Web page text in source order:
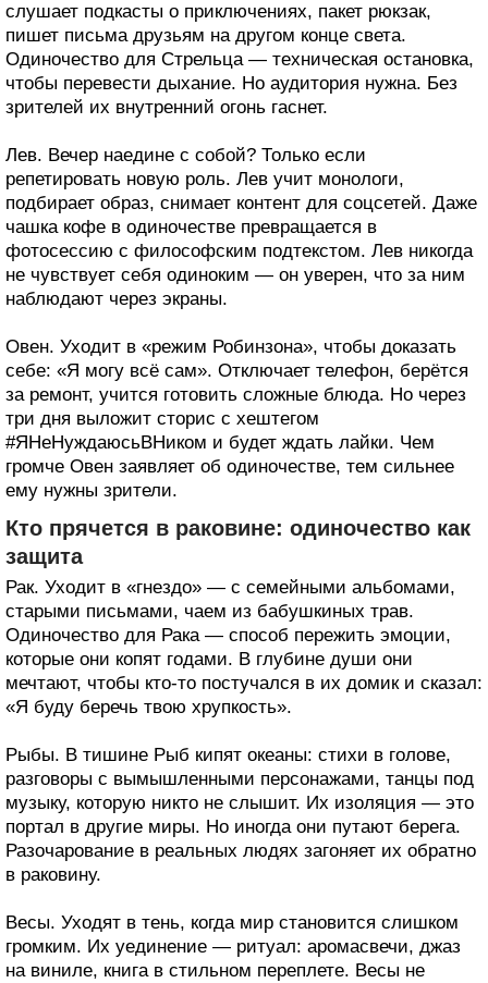
слушает подкасты о приключениях, пакет рюкзак,
пишет письма друзьям на другом конце света.
Одиночество для Стрельца — техническая остановка,
чтобы перевести дыхание. Но аудитория нужна. Без
зрителей их внутренний огонь гаснет.
Лев. Вечер наедине с собой? Только если
репетировать новую роль. Лев учит монологи,
подбирает образ, снимает контент для соцсетей. Даже
чашка кофе в одиночестве превращается в
фотосессию с философским подтекстом. Лев никогда
не чувствует себя одиноким — он уверен, что за ним
наблюдают через экраны.
Овен. Уходит в «режим Робинзона», чтобы доказать
себе: «Я могу всё сам». Отключает телефон, берётся
за ремонт, учится готовить сложные блюда. Но через
три дня выложит сторис с хештегом
#ЯНеНуждаюсьВНиком и будет ждать лайки. Чем
громче Овен заявляет об одиночестве, тем сильнее
ему нужны зрители.
Кто прячется в раковине: одиночество как
защита
Рак. Уходит в «гнездо» — с семейными альбомами,
старыми письмами, чаем из бабушкиных трав.
Одиночество для Рака — способ пережить эмоции,
которые они копят годами. В глубине души они
мечтают, чтобы кто-то постучался в их домик и сказал:
«Я буду беречь твою хрупкость».
Рыбы. В тишине Рыб кипят океаны: стихи в голове,
разговоры с вымышленными персонажами, танцы под
музыку, которую никто не слышит. Их изоляция — это
портал в другие миры. Но иногда они путают берега.
Разочарование в реальных людях загоняет их обратно
в раковину.
Весы. Уходят в тень, когда мир становится слишком
громким. Их уединение — ритуал: аромасвечи, джаз
на виниле, книга в стильном переплете. Весы не